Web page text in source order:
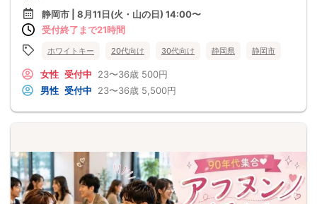
静岡市 | 8月11日(火・山の日) 14:00〜
受付終了まで21時間
ホワイトキー 20代向け 30代向け 静岡県 静岡市
女性 受付中 23〜36歳 500円
男性 受付中 23〜36歳 5,500円